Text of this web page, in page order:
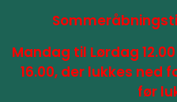
Mandag til Lørdag
16.00, der lukkes ned
før